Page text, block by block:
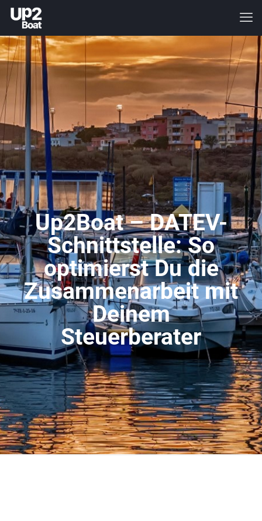
Up2Boat – DATEV-
Schnittstelle: So
optimierst Du die
Zusammenarbeit mit
Deinem
Steuerberater